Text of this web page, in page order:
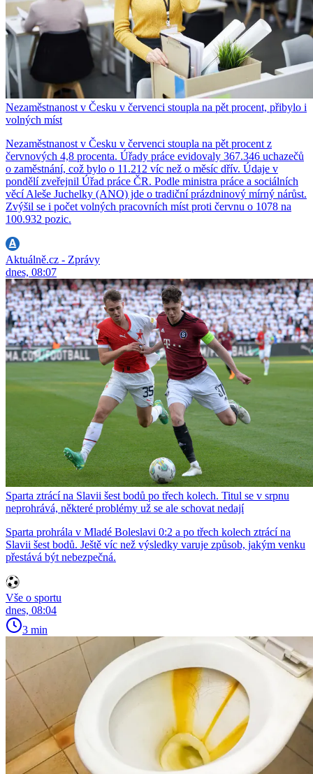
Nezaměstnanost v Česku v červenci stoupla na pět procent, přibylo i
volných míst
Nezaměstnanost v Česku v červenci stoupla na pět procent z
červnových 4,8 procenta. Úřady práce evidovaly 367.346 uchazečů
o zaměstnání, což bylo o 11.212 víc než o měsíc dřív. Údaje v
pondělí zveřejnil Úřad práce ČR. Podle ministra práce a sociálních
věcí Aleše Juchelky (ANO) jde o tradiční prázdninový mírný nárůst.
Zvýšil se i počet volných pracovních míst proti červnu o 1078 na
100.932 pozic.
Aktuálně.cz - Zprávy
dnes, 08:07
Sparta ztrácí na Slavii šest bodů po třech kolech. Titul se v srpnu
neprohrává, některé problémy už se ale schovat nedají
Sparta prohrála v Mladé Boleslavi 0:2 a po třech kolech ztrácí na
Slavii šest bodů. Ještě víc než výsledky varuje způsob, jakým venku
přestává být nebezpečná.
Vše o sportu
dnes, 08:04
3 min